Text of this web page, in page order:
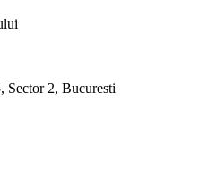
Sector 2, Bucuresti